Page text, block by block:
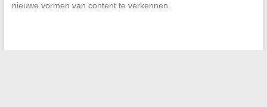
nieuwe vormen van content te verkennen.